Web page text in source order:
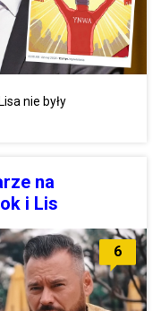
nie były
na
i Lis
6